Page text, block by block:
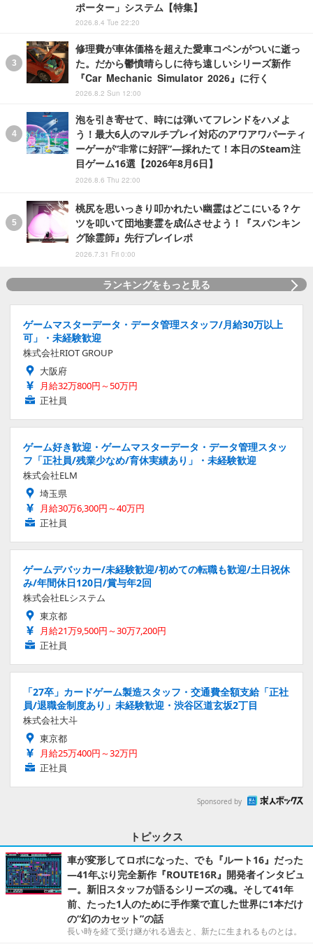
ポーター」システム【特集】
2026.8.4 Tue 22:20
修理費が車体価格を超えた愛車コペンがついに逝っ
た。だから鬱憤晴らしに待ち遠しいシリーズ新作
『Car Mechanic Simulator 2026』に行く
2026.8.2 Sun 12:00
泡を引き寄せて、時には弾いてフレンドをハメよ
う！最大6人のマルチプレイ対応のアワアワパーティ
ーゲーが“非常に好評”―採れたて！本日のSteam注
目ゲーム16選【2026年8月6日】
2026.8.6 Thu 22:00
桃尻を思いっきり叩かれたい幽霊はどこにいる？ケ
ツを叩いて団地妻霊を成仏させよう！『スパンキン
グ除霊師』先行プレイレポ
2026.7.31 Fri 0:00
ランキングをもっと見る
ゲームマスターデータ・データ管理スタッフ/月給30万以上
可」・未経験歓迎
株式会社RIOT GROUP
大阪府
月給32万800円～50万円
正社員
ゲーム好き歓迎・ゲームマスターデータ・データ管理スタッ
フ「正社員/残業少なめ/育休実績あり」・未経験歓迎
株式会社ELM
埼玉県
月給30万6,300円～40万円
正社員
ゲームデバッカー/未経験歓迎/初めての転職も歓迎/土日祝休
み/年間休日120日/賞与年2回
株式会社ELシステム
東京都
月給21万9,500円～30万7,200円
正社員
「27卒」カードゲーム製造スタッフ・交通費全額支給「正社
員/退職金制度あり」未経験歓迎・渋谷区道玄坂2丁目
株式会社大斗
東京都
月給25万400円～32万円
正社員
Sponsored by
トピックス
車が変形してロボになった、でも『ルート16』だった
―41年ぶり完全新作『ROUTE16R』開発者インタビュ
ー。新旧スタッフが語るシリーズの魂。そして41年
前、たった1人のために手作業で直した世界に1本だけ
の“幻のカセット”の話
長い時を経て受け継がれる過去と、新たに生まれるものとは。